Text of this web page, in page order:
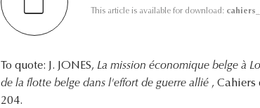
This article is available for download:
To quote: J. JONES, La mission économique belge à
de la flotte belge dans l'effort de guerre allié , Cahiers
204.